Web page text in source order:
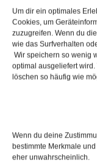
Um dir ein optimales
Cookies, um
zuzugreifen. Wenn du
wie das Surfverhalten
Wir speichern so wenig
optimal ausgeliefert
löschen so häufig wie
Wenn du deine
bestimmte Merkmale
eher unwahrscheinlich.
Wir kümmern uns
können und sich
müssen.
Wir sind seit vielen